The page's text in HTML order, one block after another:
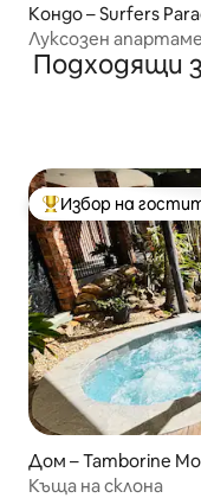
Кондо – Surfers
Луксозен
океана, басейни и
Подходящи
Най-популярен
Избор на
Дом – Tamborine
Къща на склона